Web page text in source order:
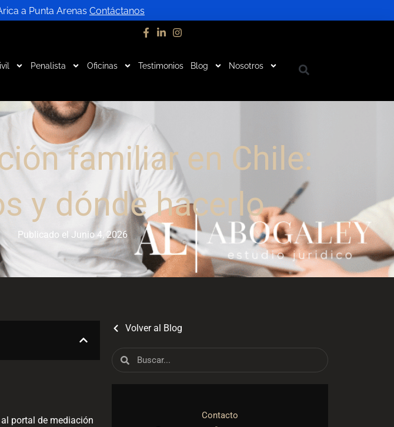
a Punta Arenas Contáctanos
Penalista Oficinas Testimonios Blog Nosotros
familiar en Chile:
y dónde hacerlo
Publicado el Junio 4, 2026
al portal de mediación
Volver al Blog
Contacto